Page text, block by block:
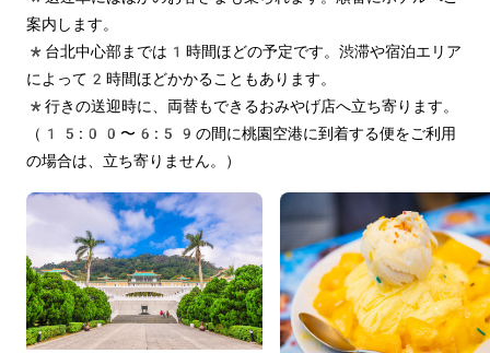
案内します。
*台北中心部までは1時間ほどの予定です。渋滞や宿泊エリア
によって2時間ほどかかることもあります。
*行きの送迎時に、両替もできるおみやげ店へ立ち寄ります。
（15:00〜6:59の間に桃園空港に到着する便をご利用
の場合は、立ち寄りません。）